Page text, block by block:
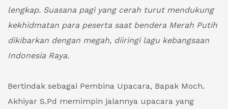
lengkap. Suasana pagi yang cerah turut mendukung
kekhidmatan para peserta saat bendera Merah Putih
dikibarkan dengan megah, diiringi lagu kebangsaan
Indonesia Raya.
Bertindak sebagai Pembina Upacara, Bapak Moch.
Akhiyar S.Pd memimpin jalannya upacara yang